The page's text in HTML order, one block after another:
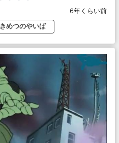
6年くらい前
きめつのやいば